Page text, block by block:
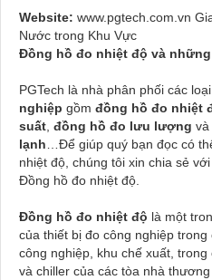
Website: www.pgtech.com.vn
Nước trong Khu Vực
Đồng hồ đo nhiệt độ và
PGTech là nhà phân phối các loại
nghiệp gồm đồng hồ đo nhiệt
suất, đồng hồ đo lưu lượng và
lạnh…Để giúp quý bạn đọc có
nhiệt độ, chúng tôi xin chia sẻ
Đồng hồ đo nhiệt độ.
Đồng hồ đo nhiệt độ là một
của thiết bị đo công nghiệp
công nghiệp, khu chế xuất,
và chiller của các tòa nhà